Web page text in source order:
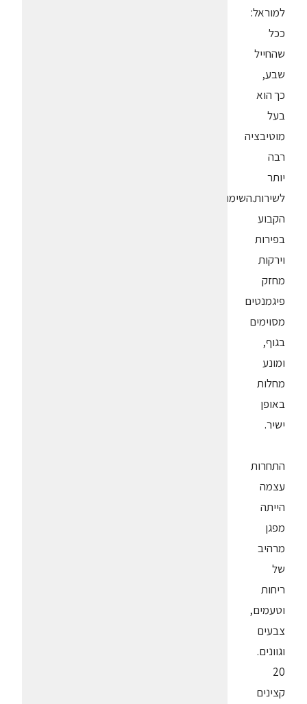
למוראל:
ככל
שהחייל
שבע,
כך הוא
בעל
מוטיבציה
רבה
יותר
לשירות.השימוש
הקבוע
בפירות
וירקות
מחזק
פיגמנטים
מסוימים
בגוף,
ומונע
מחלות
באופן
ישיר.
התחרות
עצמה
הייתה
מפגן
מרהיב
של
ריחות
וטעמים,
צבעים
וגוונים.
20
קצינים